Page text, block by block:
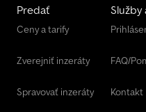
Predať
Ceny a tarify
Zverejniť inzeráty
Spravovať inzeráty
FAQ/
Kontakt